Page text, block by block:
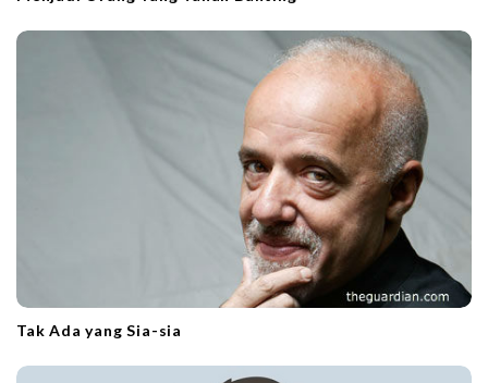
Tak Ada yang Sia-sia